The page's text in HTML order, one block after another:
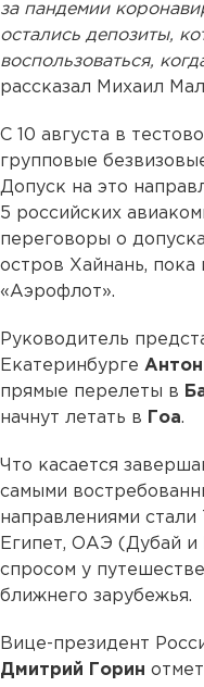
за пандемии
остались депозиты,
воспользоваться,
рассказал Михаил
С 10 августа в
групповые
Допуск на это
5 российских
переговоры о
остров Хайнань, пока
«Аэрофлот».
Руководитель
Екатеринбурге
прямые перелеты в
начнут летать в Гоа.
Что касается
самыми
направлениями
Египет, ОАЭ (Дубай
спросом у
ближнего зарубежья.
Вице-президент
Дмитрий Горин